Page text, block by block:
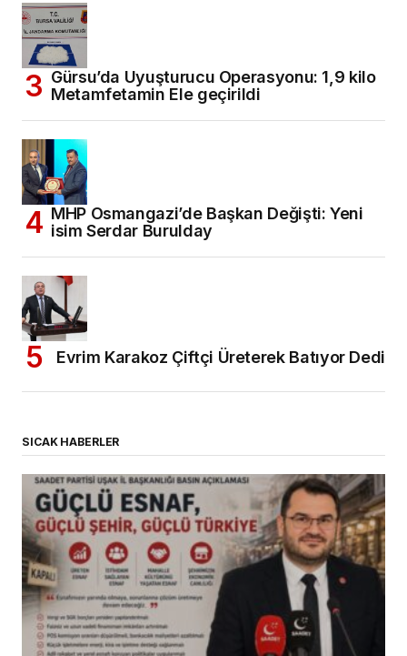
Gürsu’da Uyuşturucu Operasyonu: 1,9 kilo
Metamfetamin Ele geçirildi
MHP Osmangazi’de Başkan Değişti: Yeni
isim Serdar Burulday
Evrim Karakoz Çiftçi Üreterek Batıyor Dedi
SICAK HABERLER